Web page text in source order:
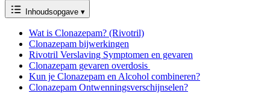
Inhoudsopgave ▾
Wat is Clonazepam? (Rivotril)
Clonazepam bijwerkingen
Rivotril Verslaving Symptomen en gevaren
Clonazepam gevaren overdosis
Kun je Clonazepam en Alcohol combineren?
Clonazepam Ontwenningsverschijnselen?